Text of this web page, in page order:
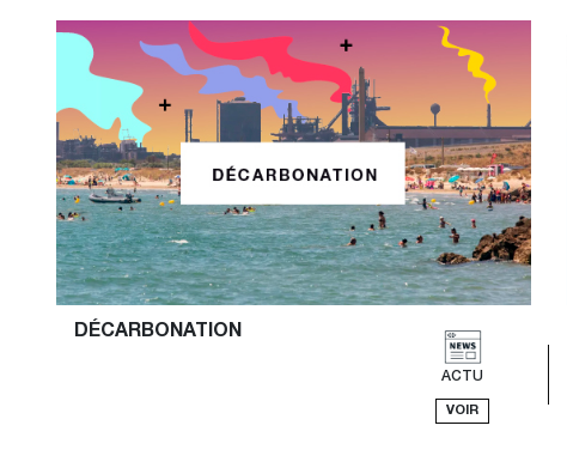
DÉCARBONATION
ACTU
VOIR